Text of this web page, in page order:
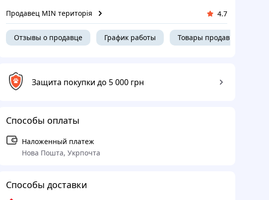
Продавец MIN територія 4.7
Отзывы о продавце График работы Товары продавца
Защита покупки до 5 000 грн
Способы оплаты
Наложенный платеж
Нова Пошта, Укрпочта
Способы доставки